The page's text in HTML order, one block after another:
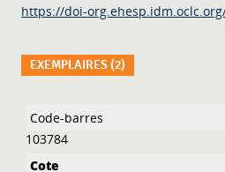
https://doi-
EXEMPLAIRES (2)
Liste des exemplaires
103784